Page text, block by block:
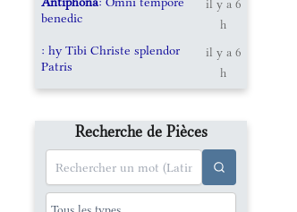
benedic
il y a 6
h
: hy Tibi Christe splendor
Patris
il y a 6
h
Recherche de Pièces